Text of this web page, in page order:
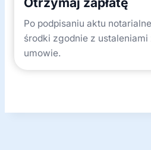
Po podpisaniu aktu
środki zgodnie z
umowie.